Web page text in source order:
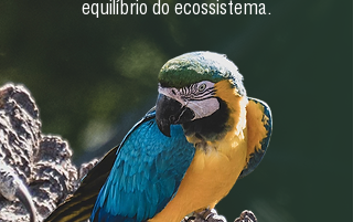
equilíbrio do ecossistema.